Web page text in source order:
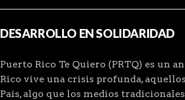
DESARROLLO EN SOLIDARIDAD
Puerto Rico Te Quiero (PRTQ) es un
Rico vive una crisis profunda,
País, algo que los medios